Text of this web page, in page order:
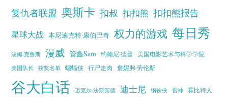
复仇者联盟 奥斯卡 扣叔 扣扣熊 扣扣熊报告
星球大战 本尼迪克特·康伯巴奇 权力的游戏 每日秀
汤姆·克鲁斯 漫威 管鑫Sam 约翰尼·德普
美国电影艺术与科学学院
美国队长
获奖名单 蝙蝠侠 行尸走肉 詹妮弗·劳伦斯
谷大白话 迈克尔·法斯宾德 迪士尼 钢铁侠 雷神 霍比特人